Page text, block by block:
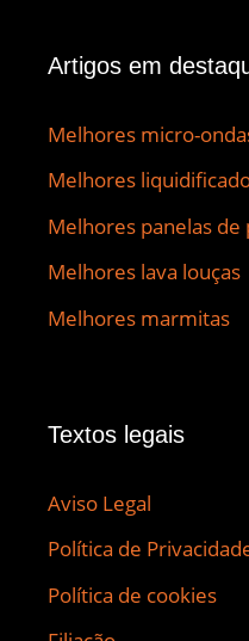
Artigos em
Melhores micro-
Melhores
Melhores panelas de
Melhores lava louças
Melhores marmitas
Textos legais
Aviso Legal
Política de
Política de cookies